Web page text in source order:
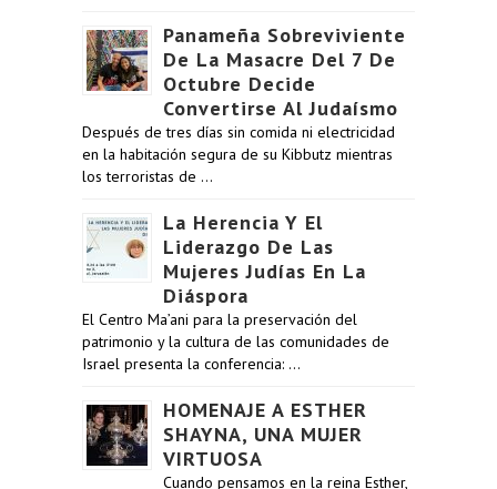
Panameña Sobreviviente
De La Masacre Del 7 De
Octubre Decide
Convertirse Al Judaísmo
Después de tres días sin comida ni electricidad
en la habitación segura de su Kibbutz mientras
los terroristas de …
La Herencia Y El
Liderazgo De Las
Mujeres Judías En La
Diáspora
El Centro Ma’ani para la preservación del
patrimonio y la cultura de las comunidades de
Israel presenta la conferencia: …
HOMENAJE A ESTHER
SHAYNA, UNA MUJER
VIRTUOSA
Cuando pensamos en la reina Esther,